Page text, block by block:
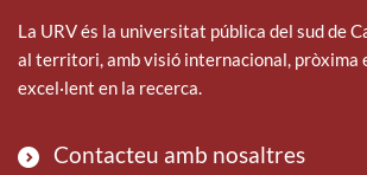
La URV és la universitat pública del sud de
al territori, amb visió internacional, pròxima
excel·lent en la recerca.
Contacteu amb nosaltres